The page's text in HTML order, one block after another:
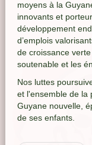
moyens à la
innovants et
développement
d’emplois
de croissance
soutenable et les
Nos luttes
et l'ensemble de la
Guyane nouvelle,
de ses enfants.